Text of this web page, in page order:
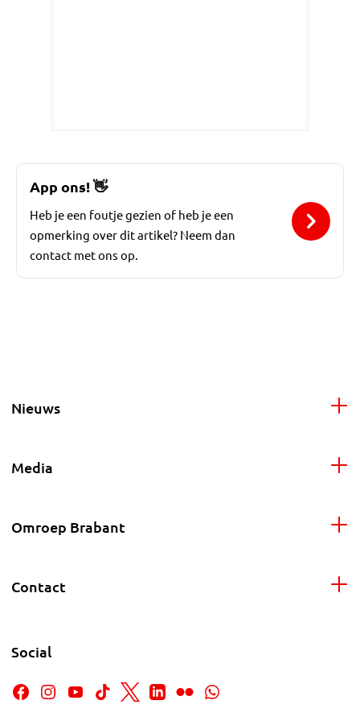
App ons!👋
Heb je een foutje gezien of heb je een
opmerking over dit artikel? Neem dan
contact met ons op.
Nieuws
Media
Omroep Brabant
Contact
Social